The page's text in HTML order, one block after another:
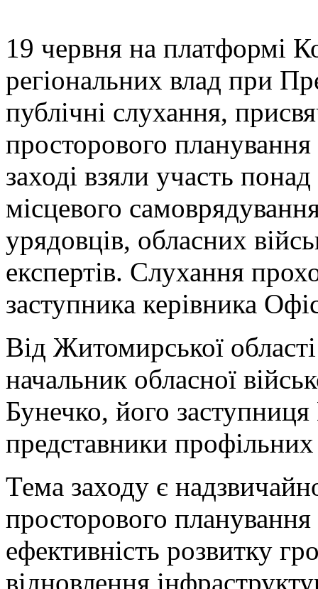
19 червня на платформі
регіональних влад при
публічні слухання,
просторового
заході взяли участь
місцевого
урядовців, обласних
експертів. Слухання
заступника керівника
Від Житомирської
начальник обласної
Бунечко, його
представники
Тема заходу є
просторового планування
ефективність розвитку
відновлення